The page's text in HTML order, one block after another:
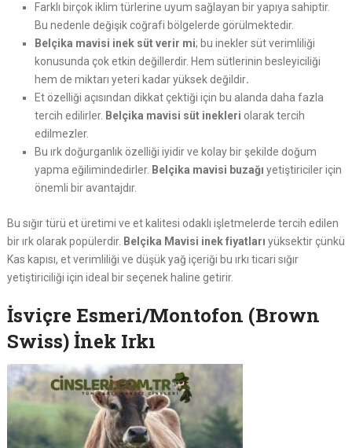
Farklı birçok iklim türlerine uyum sağlayan bir yapıya sahiptir.
Bu nedenle değişik coğrafi bölgelerde görülmektedir.
Belçika mavisi inek süt verir mi; bu inekler süt verimliliği
konusunda çok etkin değillerdir. Hem sütlerinin besleyiciliği
hem de miktarı yeteri kadar yüksek değildir.
Et özelliği açısından dikkat çektiği için bu alanda daha fazla
tercih edilirler. Belçika mavisi süt inekleri olarak tercih
edilmezler.
Bu ırk doğurganlık özelliği iyidir ve kolay bir şekilde doğum
yapma eğilimindedirler. Belçika mavisi buzağı yetiştiriciler için
önemli bir avantajdır.
Bu sığır türü et üretimi ve et kalitesi odaklı işletmelerde tercih edilen
bir ırk olarak popülerdir. Belçika Mavisi inek fiyatları yüksektir çünkü
Kas kapısı, et verimliliği ve düşük yağ içeriği bu ırkı ticari sığır
yetiştiriciliği için ideal bir seçenek haline getirir.
İsviçre Esmeri/Montofon (Brown
Swiss) İnek Irkı